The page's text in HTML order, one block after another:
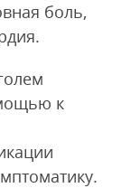
боль,
к